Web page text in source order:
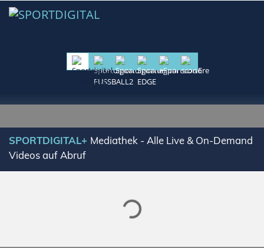
SPORTDIGITAL+ Mediathek - Alle Live & On-Demand
Videos auf Abruf
Lade SPORTDIGITAL+ Mediathek